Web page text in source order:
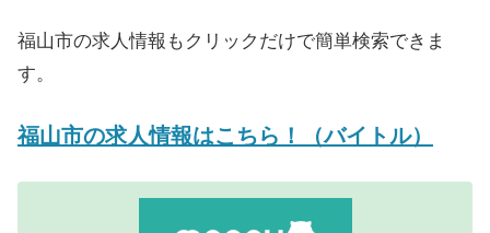
福山市の求人情報もクリックだけで簡単検索できま
す。
福山市の求人情報はこちら！（バイトル）